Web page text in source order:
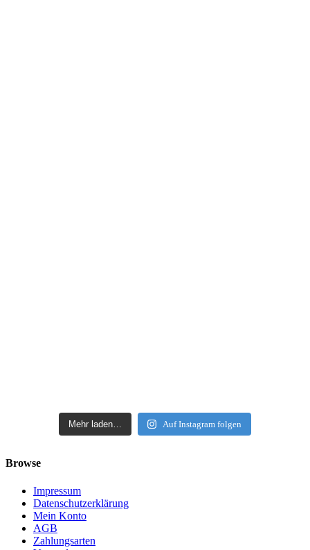
Mehr laden… Auf Instagram folgen
Browse
Impressum
Datenschutzerklärung
Mein Konto
AGB
Zahlungsarten